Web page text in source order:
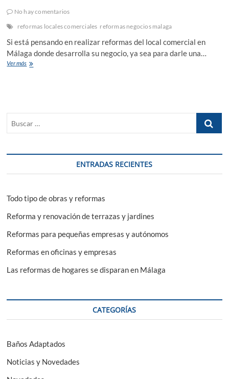
No hay comentarios
reformas locales comerciales reformas negocios malaga
Si está pensando en realizar reformas del local comercial en
Málaga donde desarrolla su negocio, ya sea para darle una…
Ver másReformas
Buscar
ENTRADAS RECIENTES
Todo tipo de obras y reformas
Reforma y renovación de terrazas y jardines
Reformas para pequeñas empresas y autónomos
Reformas en oficinas y empresas
Las reformas de hogares se disparan en Málaga
CATEGORÍAS
Baños Adaptados
Noticias y Novedades